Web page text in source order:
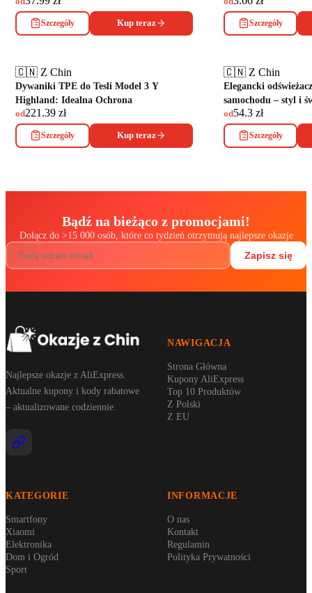
Szczegóły Kup teraz Szczegóły
🇨🇳 Z Chin
Dywaniki TPE do Tesli Model 3 Y
Highland: Idealna Ochrona
od221.39 zł
Szczegóły Kup teraz
🇨🇳 Z Chin
Elegancki
samochodu – styl i
od54.3zł
Szczegóły
Bądź na bieżąco z promocjami!
Dołącz do >15 000 osób, które co tydzień otrzymują najlepsze okazje
Zapisz się
Najlepsze okazje z AliExpress.
Aktualne kupony i kody rabatowe
– aktualizowane codziennie.
NAWIGACJA
Strona Główna
Kupony AliExpress
Top 10 Produktów
Z Polski
Z EU
KATEGORIE
Smartfony
Xiaomi
Elektronika
Dom i Ogród
Sport
INFORMACJE
O nas
Kontakt
Regulamin
Polityka Prywatności